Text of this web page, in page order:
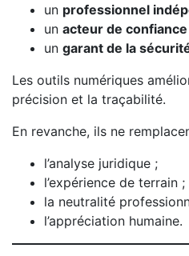
un professionnel
un acteur de confiance
un garant de la
Les outils numériques
précision et la traçabilité.
En revanche, ils ne
l’analyse juridique ;
l’expérience de terrain ;
la neutralité
l’appréciation humaine.